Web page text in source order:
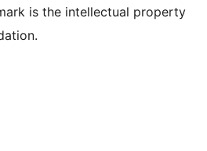
is the intellectual property